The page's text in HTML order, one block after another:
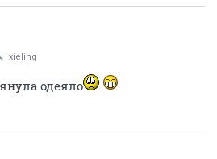
xieling
одеяло